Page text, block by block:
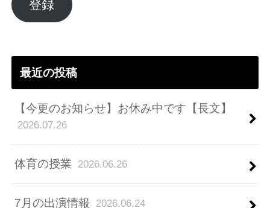
ア
ド
登録
最近の投稿
【今更のお知らせ】お休み中です【長文】
2026.07.26
体育の授業 2026.06.26
7月の出演情報 2026.06.24